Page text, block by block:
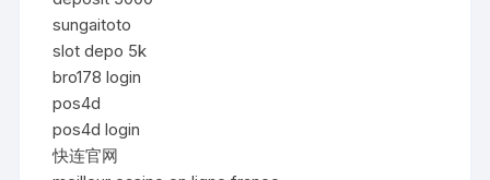
sungaitoto
slot depo 5k
bro178 login
pos4d
pos4d login
快连官网